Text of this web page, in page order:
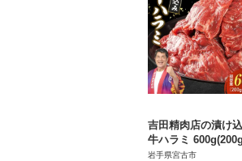
吉田精肉店の漬け
牛ハラミ
パック)
岩手県宮古市